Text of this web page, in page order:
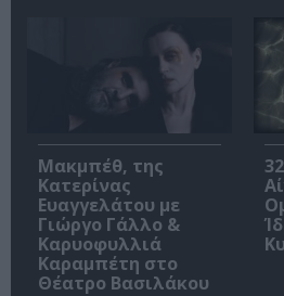
Μακμπέθ, της
Κατερίνας
Ευαγγελάτου με
Γιώργο Γάλλο &
Καρυοφυλλιά
Καραμπέτη στο
Θέατρο Βασιλάκου